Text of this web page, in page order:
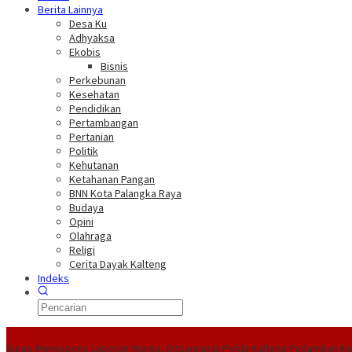
Berita Lainnya
Desa Ku
Adhyaksa
Ekobis
Bisnis
Perkebunan
Kesehatan
Pendidikan
Pertambangan
Pertanian
Politik
Kehutanan
Ketahanan Pangan
BNN Kota Palangka Raya
Budaya
Opini
Olahraga
Religi
Cerita Dayak Kalteng
Indeks
Sigap Merespons Laporan Warga, Ditsamapta Polda Kalteng Padamkan